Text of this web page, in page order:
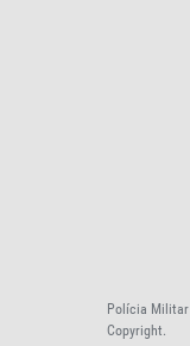
Polícia
Copyright.